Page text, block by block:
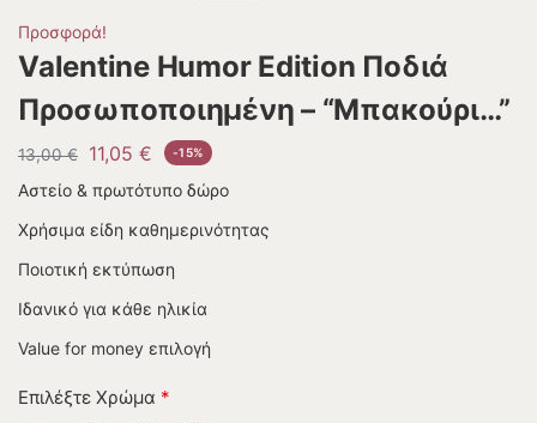
Προσφορά!
Valentine Humor Edition Ποδιά
Προσωποποιημένη – “Μπακούρι…”
13,00€ 11,05 € -15%
Αστείο & πρωτότυπο δώρο
Χρήσιμα είδη καθημερινότητας
Ποιοτική εκτύπωση
Ιδανικό για κάθε ηλικία
Value for money επιλογή
Επιλέξτε Χρώμα *